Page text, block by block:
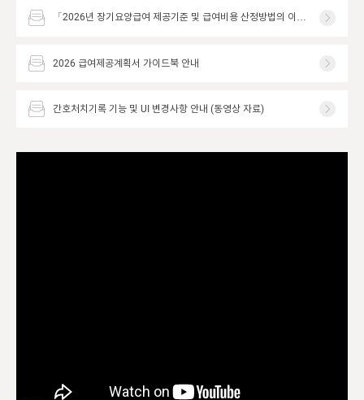
「2026년 장기요양급여 제공기준 및 급여비용 산정방법의 이해」교육 동영상 안내
2026 급여제공계획서 가이드북 안내
간호처치기록 기능 및 UI 변경사항 안내 (동영상 자료)